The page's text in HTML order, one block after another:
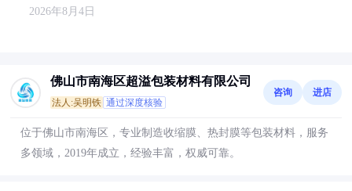
2026年8月4日
佛山市南海区超溢包装材料有限公司
法人:吴明铁 通过深度核验
咨询 进店
位于佛山市南海区，专业制造收缩膜、热封膜等包装材料，服务
多领域，2019年成立，经验丰富，权威可靠。